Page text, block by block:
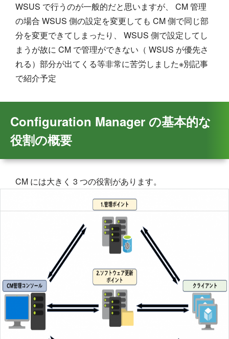
WSUS で行うのが一般的だと思いますが、 CM 管理
の場合 WSUS 側の設定を変更しても CM 側で同じ部
分を変更できてしまったり、 WSUS 側で設定してし
まうが故に CM で管理ができない（ WSUS が優先さ
れる）部分が出てくる等非常に苦労しました※別記事
で紹介予定
Configuration Manager の基本的な
役割の概要
CM には大きく 3 つの役割があります。